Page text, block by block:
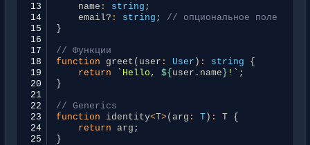
13
name : string ;
14
email? : string ;
// опциональное поле
15
}
16
17
// Функции
18
function greet ( user : User ) : string
{
19
return `Hello, ${user . name} !` ;
20
}
21
22
// Generics
23
function identity<T> ( arg : T) : T
{
24
return arg ;
25
}